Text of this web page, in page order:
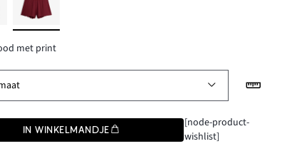
met print
IN WINKELMANDJE
[node-product-
wishlist]